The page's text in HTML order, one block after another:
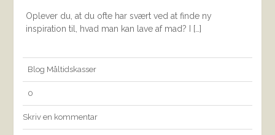
Oplever du, at du ofte har svært ved at finde ny
inspiration til, hvad man kan lave af mad? I […]
Blog Måltidskasser
0
Skriv en kommentar